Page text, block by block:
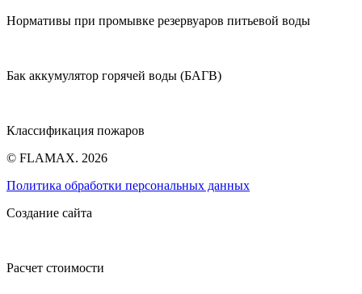
Нормативы при промывке резервуаров питьевой воды
Бак аккумулятор горячей воды (БАГВ)
Классификация пожаров
© FLAMAX. 2026
Политика обработки персональных данных
Создание сайта
Расчет стоимости